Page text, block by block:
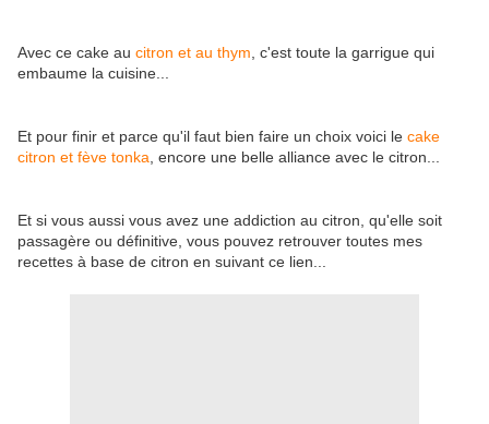
Avec ce cake au citron et au thym , c'est toute la garrigue qui
embaume la cuisine...
Et pour finir et parce qu'il faut bien faire un choix voici le cake
citron et fève tonka , encore une belle alliance avec le citron...
Et si vous aussi vous avez une addiction au citron, qu'elle soit
passagère ou définitive, vous pouvez retrouver toutes mes
recettes à base de citron en suivant ce lien...